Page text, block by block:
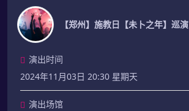
【郑州】施教日【未卜之年】巡演
演出时间
2024年11月03日 20:30 星期天
演出场馆